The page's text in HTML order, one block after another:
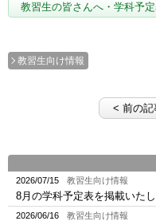
教習生の皆さんへ・学科予
教習生向け情報
< 前の記
2026/07/15
教習生向け情報
8月の学科予定表を掲載いた
2026/06/16 教習生向け情報